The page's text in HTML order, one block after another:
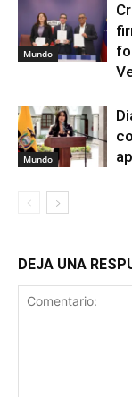
Mundo
Mundo
DEJA UNA